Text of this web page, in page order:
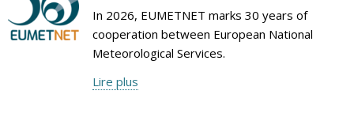
In 2026, EUMETNET marks 30 years of
cooperation between European National
Meteorological Services.
Lire plus